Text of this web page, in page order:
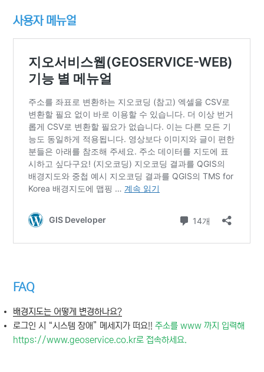
사용자 메뉴얼
FAQ
배경지도는 어떻게 변경하나요?
로그인 시 “시스템 장애” 메세지가 떠요!!주소를 www 까지 입력해
https://www.geoservice.co.kr로 접속하세요.